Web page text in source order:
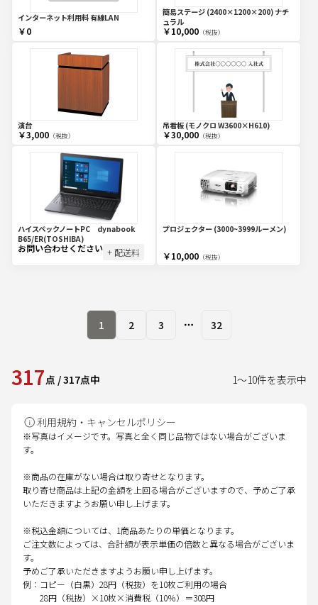
インターネット利用料 有線LAN
￥0
簡易ステージ (2400×1200×200) ナチ
ュラル
￥10,000（税抜）
演台
￥3,000（税抜）
吊看板 (モノクロ W3600×H610)
￥30,000（税抜）
ハイスペックノートPC dynabook
B65/ER(TOSHIBA)
お問い合わせください + 配送料
プロジェクター (3000~3999ルーメン)
￥10,000（税抜）
1 2 3 More pages
32
317点 /317点中 1～10件を表示中
利用規約・キャンセルポリシー
※写真はイメージです。写真と全く同じ品物ではない場合がございま
す。
※商品の在庫がない場合は取り寄せとなります。
取り寄せ商品は上記の金額を上回る場合がございますので、予めご了承
いただきますようお願い申し上げます。
※税込金額については、1商品あたりの単価となります。
ご注文数によっては、合計額が表示単価の倍数と異なる場合がございま
す。
予めご了承いただきますようお願い申し上げます。
例：コピー（白黒）28円（税抜）を10枚ご利用の場合
28円（税抜）×10枚×消費税（10％）＝308円